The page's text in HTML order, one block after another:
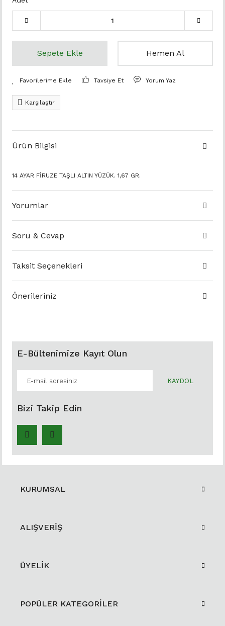
Sepete Ekle Hemen Al
Tavsiye Et Yorum Yaz
Karşılaştır
Ürün Bilgisi
14 AYAR FİRUZE TAŞLI ALTIN YÜZÜK. 1,67 GR.
Yorumlar
Soru & Cevap
Taksit Seçenekleri
Önerileriniz
E-Bültenimize Kayıt Olun
KAYDOL
Bizi Takip Edin
KURUMSAL
ALIŞVERİŞ
ÜYELİK
POPÜLER KATEGORİLER